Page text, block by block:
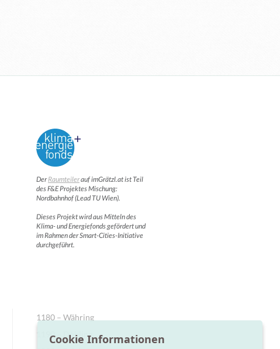
DerRaumteilerauf imGrätzl.at ist Teil
des F&E Projektes Mischung:
Nordbahnhof (Lead TU Wien).
Dieses Projekt wird aus Mitteln des
Klima- und Energiefonds gefördert und
im Rahmen der Smart-Cities-Initiative
durchgeführt.
1180 – Währing
1190 – Döbling
Cookie Informationen